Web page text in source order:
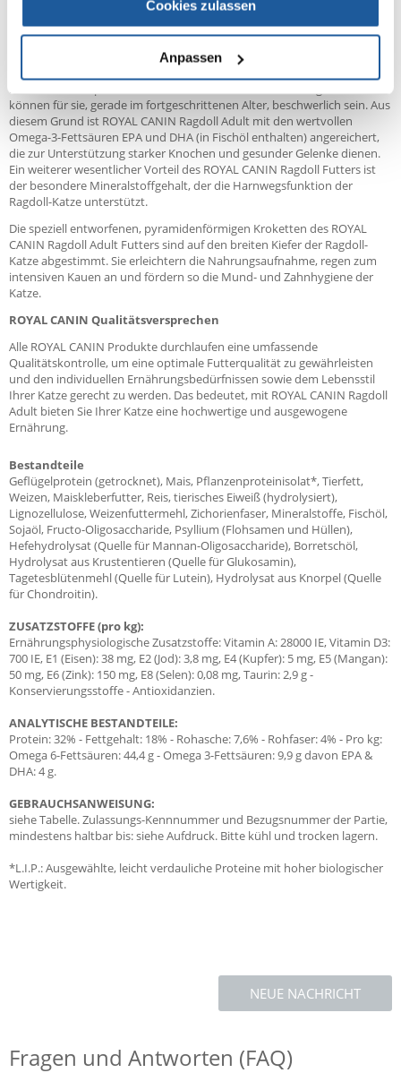
Cookies zulassen
Anpassen
einer gesunden Herzfunktion mit Taurin angereichert.
Der robuste Körperbau und die schweren Knochen der Ragdoll Katze
können für sie, gerade im fortgeschrittenen Alter, beschwerlich sein. Aus
diesem Grund ist ROYAL CANIN Ragdoll Adult mit den wertvollen
Omega-3-Fettsäuren EPA und DHA (in Fischöl enthalten) angereichert,
die zur Unterstützung starker Knochen und gesunder Gelenke dienen.
Ein weiterer wesentlicher Vorteil des ROYAL CANIN Ragdoll Futters ist
der besondere Mineralstoffgehalt, der die Harnwegsfunktion der
Ragdoll-Katze unterstützt.
Die speziell entworfenen, pyramidenförmigen Kroketten des ROYAL
CANIN Ragdoll Adult Futters sind auf den breiten Kiefer der Ragdoll-
Katze abgestimmt. Sie erleichtern die Nahrungsaufnahme, regen zum
intensiven Kauen an und fördern so die Mund- und Zahnhygiene der
Katze.
ROYAL CANIN Qualitätsversprechen
Alle ROYAL CANIN Produkte durchlaufen eine umfassende
Qualitätskontrolle, um eine optimale Futterqualität zu gewährleisten
und den individuellen Ernährungsbedürfnissen sowie dem Lebensstil
Ihrer Katze gerecht zu werden. Das bedeutet, mit ROYAL CANIN Ragdoll
Adult bieten Sie Ihrer Katze eine hochwertige und ausgewogene
Ernährung.
Bestandteile
Geflügelprotein (getrocknet), Mais, Pflanzenproteinisolat*, Tierfett,
Weizen, Maiskleberfutter, Reis, tierisches Eiweiß (hydrolysiert),
Lignozellulose, Weizenfuttermehl, Zichorienfaser, Mineralstoffe, Fischöl,
Sojaöl, Fructo-Oligosaccharide, Psyllium (Flohsamen und Hüllen),
Hefehydrolysat (Quelle für Mannan-Oligosaccharide), Borretschöl,
Hydrolysat aus Krustentieren (Quelle für Glukosamin),
Tagetesblütenmehl (Quelle für Lutein), Hydrolysat aus Knorpel (Quelle
für Chondroitin).
ZUSATZSTOFFE (pro kg):
Ernährungsphysiologische Zusatzstoffe: Vitamin A: 28000 IE, Vitamin D3:
700 IE, E1 (Eisen): 38 mg, E2 (Jod): 3,8 mg, E4 (Kupfer): 5 mg, E5 (Mangan):
50 mg, E6 (Zink): 150 mg, E8 (Selen): 0,08 mg, Taurin: 2,9 g -
Konservierungsstoffe - Antioxidanzien.
ANALYTISCHE BESTANDTEILE:
Protein: 32% - Fettgehalt: 18% - Rohasche: 7,6% - Rohfaser: 4% - Pro kg:
Omega 6-Fettsäuren: 44,4 g - Omega 3-Fettsäuren: 9,9 g davon EPA &
DHA: 4 g.
GEBRAUCHSANWEISUNG:
siehe Tabelle. Zulassungs-Kennnummer und Bezugsnummer der Partie,
mindestens haltbar bis: siehe Aufdruck. Bitte kühl und trocken lagern.
*L.I.P.: Ausgewählte, leicht verdauliche Proteine mit hoher biologischer
Wertigkeit.
NEUE NACHRICHT
Fragen und Antworten (FAQ)